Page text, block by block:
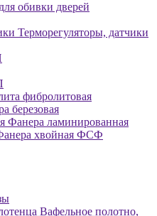
обивки дверей
Терморегуляторы, датчики
фибролитовая
березовая
Фанера ламинированная
хвойная ФСФ
Вафельное полотно,